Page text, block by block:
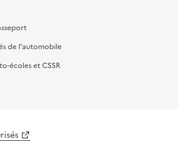
de l'automobile
écoles et CSSR